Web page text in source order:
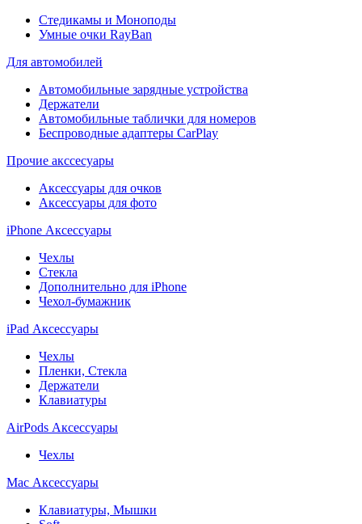
Стедикамы и Моноподы
Умные очки RayBan
Для автомобилей
Автомобильные зарядные устройства
Держатели
Автомобильные таблички для номеров
Беспроводные адаптеры CarPlay
Прочие акссесуары
Аксессуары для очков
Аксессуары для фото
iPhone Аксессуары
Чехлы
Стекла
Дополнительно для iPhone
Чехол-бумажник
iPad Аксессуары
Чехлы
Пленки, Стекла
Держатели
Клавиатуры
AirPods Аксессуары
Чехлы
Mac Аксессуары
Клавиатуры, Мышки